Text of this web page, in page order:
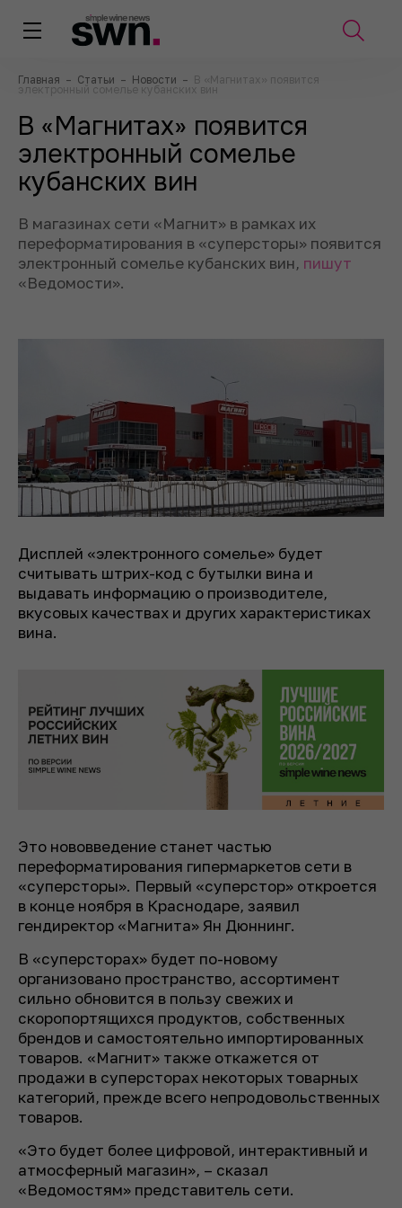
Главная – Статьи – Новости – В «Магнитах» появится
электронный сомелье кубанских вин
В «Магнитах» появится
электронный сомелье
кубанских вин
В магазинах сети «Магнит» в рамках их
переформатирования в «суперсторы» появится
электронный сомелье кубанских вин, пишут
«Ведомости».
Дисплей «электронного сомелье» будет
считывать штрих-код с бутылки вина и
выдавать информацию о производителе,
вкусовых качествах и других характеристиках
вина.
Это нововведение станет частью
переформатирования гипермаркетов сети в
«суперсторы». Первый «суперстор» откроется
в конце ноября в Краснодаре, заявил
гендиректор «Магнита» Ян Дюннинг.
В «суперсторах» будет по-новому
организовано пространство, ассортимент
сильно обновится в пользу свежих и
скоропортящихся продуктов, собственных
брендов и самостоятельно импортированных
товаров. «Магнит» также откажется от
продажи в суперсторах некоторых товарных
категорий, прежде всего непродовольственных
товаров.
«Это будет более цифровой, интерактивный и
атмосферный магазин», – сказал
«Ведомостям» представитель сети.